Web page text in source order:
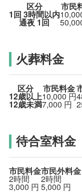
区分 市民
1回 3時間以内
通夜1回
火葬料金
区分 市民料金
12歳以上10,000円
12歳未満7,000 円
待合室料金
市民料金市民外料金
2時間
3,000 円
2時間
5,000 円